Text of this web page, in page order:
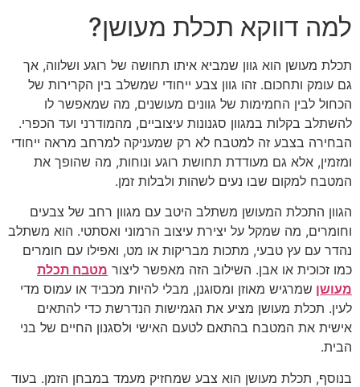
למה דווקא תכלת מעושן?
תכלת מעושן הוא גוון שמביא איתו תחושה של רוגע ושלווה, אך
גם עומק ותחכום. זהו גוון צבע ייחודי שמשלב בין הקרירות של
הכחול לבין החמימות של גוונים מעושנים, מה שמאפשר לו
להשתלב בקלות במגוון סגנונות עיצוביים, מהמודרני ועד הכפרי.
הבחירה בצבע זה למטבח לא רק שמעניקה למרחב מראה ייחודי
ומזמין, אלא גם מעודדת תחושת רוגע ונוחות, מה שהופך את
המטבח למקום שבו נעים לשהות ולבלות זמן.
הגוון התכלת המעושן משתלב היטב עם מגוון רחב של צבעים
וחומרים, מה שמקל על יצירת עיצוב הרמוני ואסתטי. הוא משתלב
נהדר עם עץ טבעי, מתכות מבריקות או מט, ואפילו עם חומרים
כמו זכוכית או אבן. השילוב הזה מאפשר ליצור מטבח תכלת
מעושן שמרגיש מאוזן ומסוגנן, מבלי להיות מכביד או עמוס מדי
לעין. תכלת מעושן מציע את הגמישות הנדרשת כדי להתאים
אישית את המטבח בהתאם לטעם האישי ולסגנון החיים של בני
הבית.
בנוסף, תכלת מעושן הוא צבע שמחזיק מעמד במבחן הזמן. בעוד